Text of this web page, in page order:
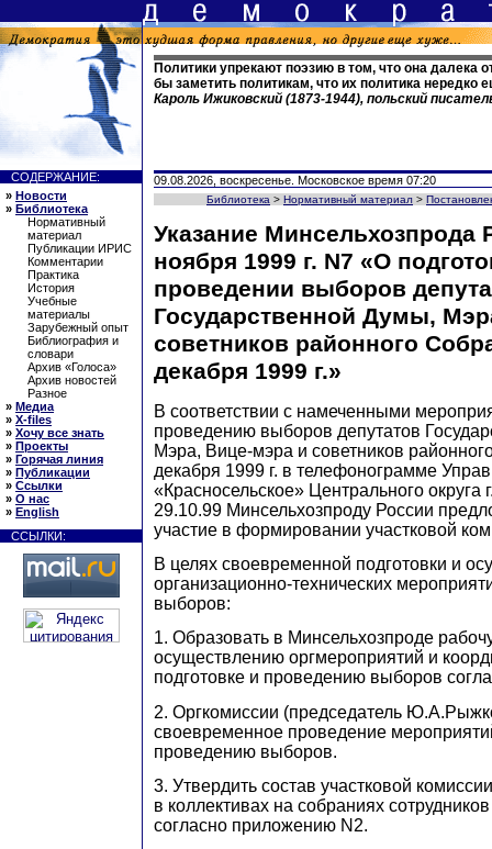
Политики упрекают поэзию в том, что она далека
бы заметить политикам, что их политика нередко
Кароль Ижиковский (1873-1944), польский
СОДЕРЖАНИЕ:
» Новости
» Библиотека
Нормативный
материал
Публикации ИРИС
Комментарии
Практика
История
Учебные
материалы
Зарубежный опыт
Библиография и
словари
Архив «Голоса»
Архив новостей
Разное
» Медиа
» X-files
» Хочу все знать
» Проекты
» Горячая линия
» Публикации
» Ссылки
» О нас
» English
ССЫЛКИ:
09.08.2026, воскресенье. Московское время 07:20
Библиотека > Нормативный материал >
Указание Минсельхозпрода
ноября 1999 г. N7 «О
проведении выборов
Государственной Думы,
советников районного
декабря 1999 г.»
В соответствии с намеченными
проведению выборов депутатов
Мэра, Вице-мэра и советников
декабря 1999 г. в телефонограмме
«Красносельское» Центрального округа
29.10.99 Минсельхозпроду России
участие в формировании участковой
В целях своевременной подготовки и
организационно-технических
выборов:
1. Образовать в Минсельхозпроде
осуществлению оргмероприятий и
подготовке и проведению выборов
2. Оргкомиссии (председатель
своевременное проведение
проведению выборов.
3. Утвердить состав участковой
в коллективах на собраниях
согласно приложению N2.